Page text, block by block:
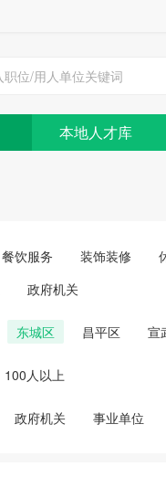
本地人才库
餐饮服务 装饰装修
政府机关
东城区 昌平区 宣
100人以上
政府机关 事业单位